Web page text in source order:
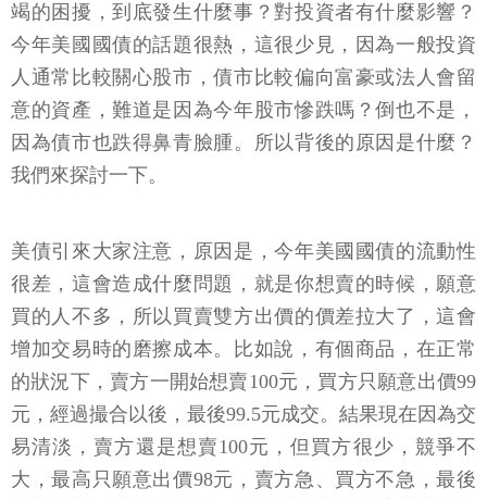
竭的困擾，到底發生什麼事？對投資者有什麼影響？
今年美國國債的話題很熱，這很少見，因為一般投資
人通常比較關心股市，債市比較偏向富豪或法人會留
意的資產，難道是因為今年股市慘跌嗎？倒也不是，
因為債市也跌得鼻青臉腫。所以背後的原因是什麼？
我們來探討一下。
美債引來大家注意，原因是，今年美國國債的流動性
很差，這會造成什麼問題，就是你想賣的時候，願意
買的人不多，所以買賣雙方出價的價差拉大了，這會
增加交易時的磨擦成本。比如說，有個商品，在正常
的狀況下，賣方一開始想賣100元，買方只願意出價99
元，經過撮合以後，最後99.5元成交。結果現在因為交
易清淡，賣方還是想賣100元，但買方很少，競爭不
大，最高只願意出價98元，賣方急、買方不急，最後